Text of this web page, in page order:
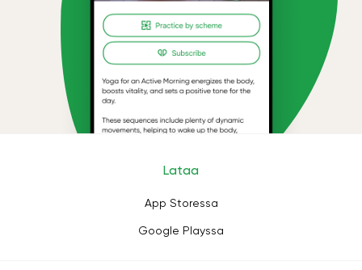
Lataa
App Storessa
Google Playssa